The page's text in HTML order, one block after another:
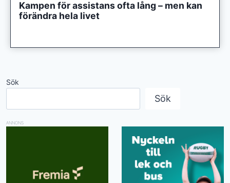
Kampen för assistans ofta lång – men kan
förändra hela livet
Sök
Sök
ANNONS